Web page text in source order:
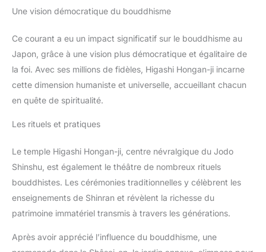
Une vision démocratique du bouddhisme
Ce courant a eu un impact significatif sur le bouddhisme au
Japon, grâce à une vision plus démocratique et égalitaire de
la foi. Avec ses millions de fidèles, Higashi Hongan-ji incarne
cette dimension humaniste et universelle, accueillant chacun
en quête de spiritualité.
Les rituels et pratiques
Le temple Higashi Hongan-ji, centre névralgique du Jodo
Shinshu, est également le théâtre de nombreux rituels
bouddhistes. Les cérémonies traditionnelles y célèbrent les
enseignements de Shinran et révèlent la richesse du
patrimoine immatériel transmis à travers les générations.
Après avoir apprécié l’influence du bouddhisme, une